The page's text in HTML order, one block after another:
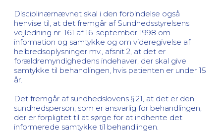
Disciplinærnævnet skal i den forbindelse også
henvise til, at det fremgår af Sundhedsstyrelsens
vejledning nr. 161 af 16. september 1998 om
information og samtykke og om videregivelse af
helbredsoplysninger mv., afsnit 2, at det er
forældremyndighedens indehaver, der skal give
samtykke til behandlingen, hvis patienten er under 15
år.
Det fremgår af sundhedslovens § 21, at det er den
sundhedsperson, som er ansvarlig for behandlingen,
der er forpligtet til at sørge for at indhente det
informerede samtykke til behandlingen.